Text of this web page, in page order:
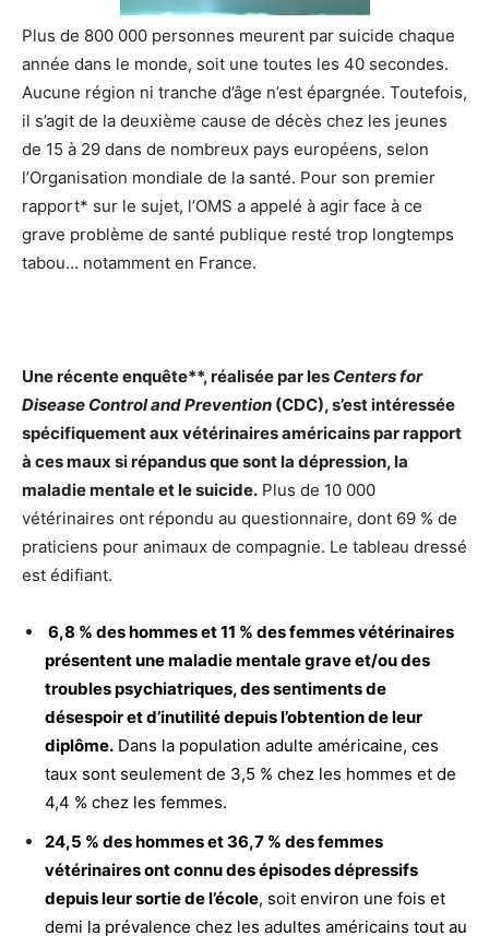
Plus de 800 000 personnes meurent par suicide chaque
année dans le monde, soit une toutes les 40 secondes.
Aucune région ni tranche d’âge n’est épargnée. Toutefois,
il s’agit de la deuxième cause de décès chez les jeunes
de 15 à 29 dans de nombreux pays européens, selon
l’Organisation mondiale de la santé. Pour son premier
rapport* sur le sujet, l’OMS a appelé à agir face à ce
grave problème de santé publique resté trop longtemps
tabou… notamment en France.
Une récente enquête**, réalisée par les Centers for
Disease Control and Prevention (CDC), s’est intéressée
spécifiquement aux vétérinaires américains par rapport
à ces maux si répandus que sont la dépression, la
maladie mentale et le suicide. Plus de 10 000
vétérinaires ont répondu au questionnaire, dont 69 % de
praticiens pour animaux de compagnie. Le tableau dressé
est édifiant.
6,8 % des hommes et 11 % des femmes vétérinaires
présentent une maladie mentale grave et/ou des
troubles psychiatriques, des sentiments de
désespoir et d’inutilité depuis l’obtention de leur
diplôme. Dans la population adulte américaine, ces
taux sont seulement de 3,5 % chez les hommes et de
4,4 % chez les femmes.
24,5 % des hommes et 36,7 % des femmes
vétérinaires ont connu des épisodes dépressifs
depuis leur sortie de l’école, soit environ une fois et
demi la prévalence chez les adultes américains tout au